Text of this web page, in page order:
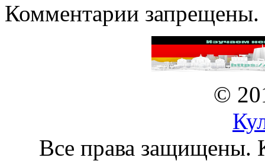
Комментарии запрещены.
©
Все права защищены.